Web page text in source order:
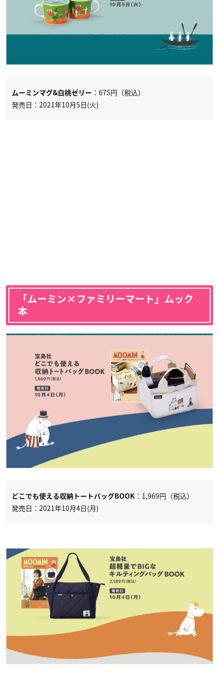
ムーミンマグ&白桃ゼリー ：675円（税込）
発売日：2021年10月5日(火)
「ムーミン×ファミリーマート」ムック
本
どこでも使える収納トートバッグBOOK ：1,969円（税込）
発売日：2021年10月4日(月)